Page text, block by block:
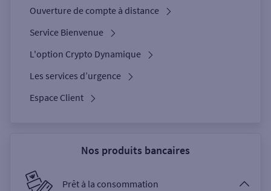
Ouverture de compte à distance
Service Bienvenue
L'option Crypto Dynamique
Les services d’urgence
Espace Client
Nos produits bancaires
Prêt à la consommation